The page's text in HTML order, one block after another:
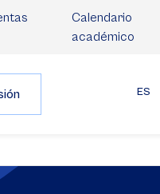
Calendario
académico
ES